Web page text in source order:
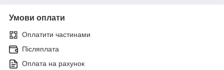
Умови оплати
Оплатити частинами
Післяплата
Оплата на рахунок